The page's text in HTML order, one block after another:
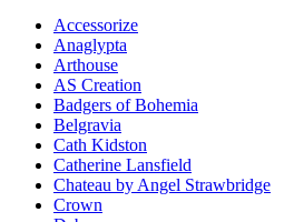
Accessorize
Anaglypta
Arthouse
AS Creation
Badgers of Bohemia
Belgravia
Cath Kidston
Catherine Lansfield
Chateau by Angel Strawbridge
Crown